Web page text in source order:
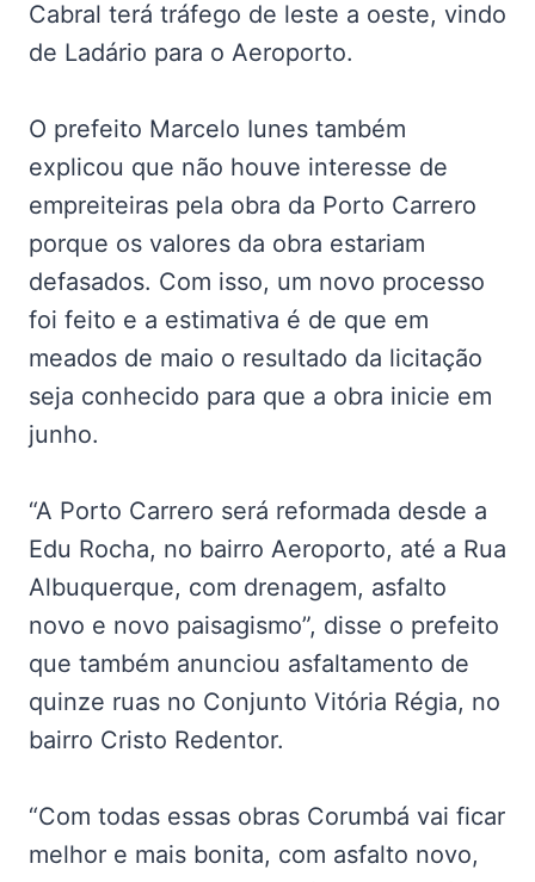
Cabral terá tráfego de leste a oeste, vindo
de Ladário para o Aeroporto.
O prefeito Marcelo Iunes também
explicou que não houve interesse de
empreiteiras pela obra da Porto Carrero
porque os valores da obra estariam
defasados. Com isso, um novo processo
foi feito e a estimativa é de que em
meados de maio o resultado da licitação
seja conhecido para que a obra inicie em
junho.
“A Porto Carrero será reformada desde a
Edu Rocha, no bairro Aeroporto, até a Rua
Albuquerque, com drenagem, asfalto
novo e novo paisagismo”, disse o prefeito
que também anunciou asfaltamento de
quinze ruas no Conjunto Vitória Régia, no
bairro Cristo Redentor.
“Com todas essas obras Corumbá vai ficar
melhor e mais bonita, com asfalto novo,